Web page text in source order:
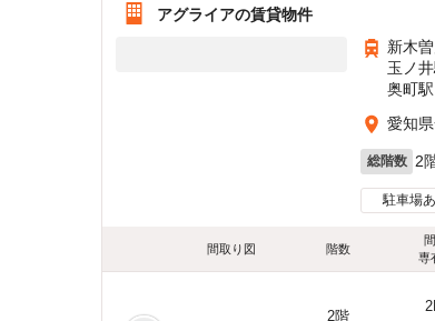
アグライアの賃貸物件
新木
玉ノ
奥町
愛知
総階数 2
駐車場
間取り図 階数
専
2階